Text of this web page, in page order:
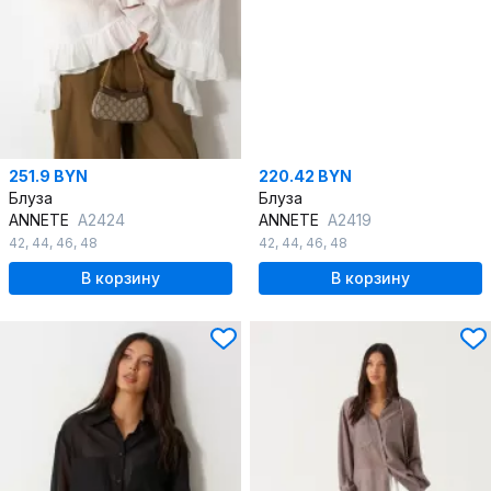
251.9 BYN
Блуза
ANNETE A2424
42, 44, 46, 48
В корзину
220.42 BYN
Блуза
ANNETE A2419
42, 44, 46, 48
В корзину